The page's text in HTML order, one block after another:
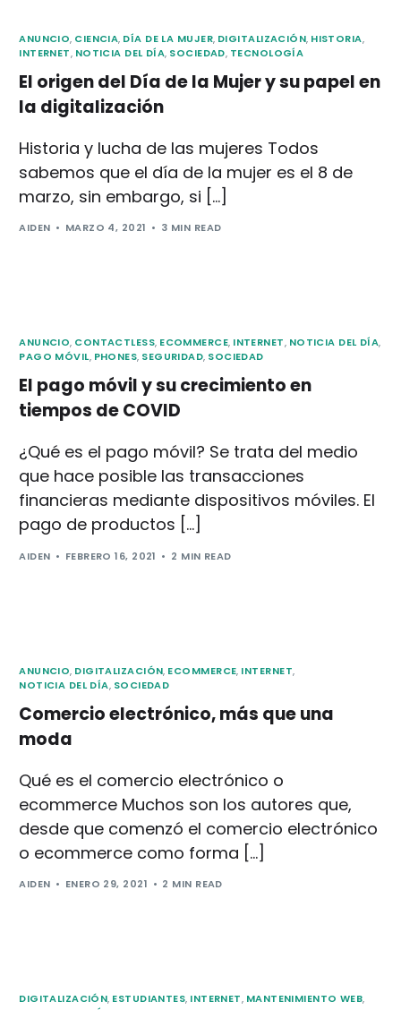
ANUNCIO, CIENCIA, DÍA DE LA MUJER, DIGITALIZACIÓN, HISTORIA,
INTERNET, NOTICIA DEL DÍA, SOCIEDAD, TECNOLOGÍA
El origen del Día de la Mujer y su papel en
la digitalización
Historia y lucha de las mujeres Todos
sabemos que el día de la mujer es el 8 de
marzo, sin embargo, si […]
AIDEN MARZO 4, 2021 3 MIN READ
ANUNCIO, CONTACTLESS, ECOMMERCE, INTERNET, NOTICIA DEL DÍA,
PAGO MÓVIL, PHONES, SEGURIDAD, SOCIEDAD
El pago móvil y su crecimiento en
tiempos de COVID
¿Qué es el pago móvil? Se trata del medio
que hace posible las transacciones
financieras mediante dispositivos móviles. El
pago de productos […]
AIDEN FEBRERO 16, 2021 2 MIN READ
ANUNCIO, DIGITALIZACIÓN, ECOMMERCE, INTERNET,
NOTICIA DEL DÍA, SOCIEDAD
Comercio electrónico, más que una
moda
Qué es el comercio electrónico o
ecommerce Muchos son los autores que,
desde que comenzó el comercio electrónico
o ecommerce como forma […]
AIDEN ENERO 29, 2021 2 MIN READ
DIGITALIZACIÓN, ESTUDIANTES, INTERNET, MANTENIMIENTO WEB,